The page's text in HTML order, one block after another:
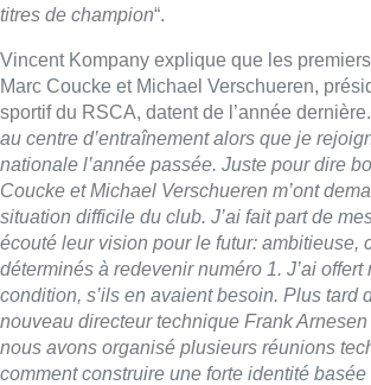
titres de champion“.
Vincent Kompany explique que les
Marc Coucke et Michael Verschueren,
sportif du RSCA, datent de l’année dernière.
au centre d’entraînement alors que je
nationale l’année passée. Juste pour dire
Coucke et Michael Verschueren m’ont
situation difficile du club. J’ai fait part de
écouté leur vision pour le futur: ambitieuse,
déterminés à redevenir numéro 1. J’ai offert
condition, s’ils en avaient besoin. Plus tard
nouveau directeur technique Frank
nous avons organisé plusieurs réunions
comment construire une forte identité